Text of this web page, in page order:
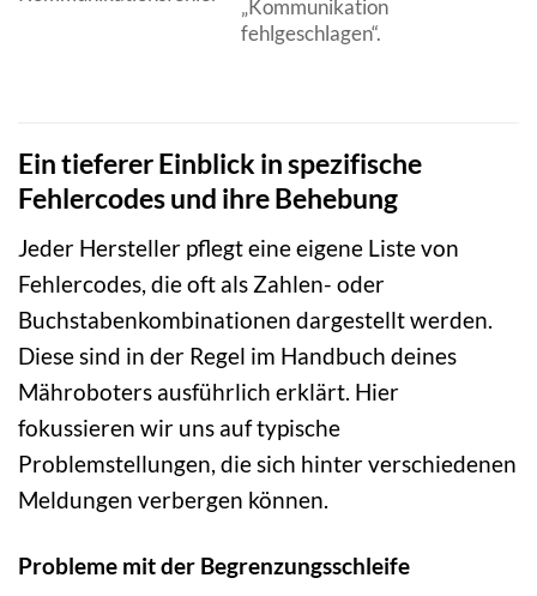
„Kommunikation
fehlgeschlagen“.
Ein tieferer Einblick in spezifische
Fehlercodes und ihre Behebung
Jeder Hersteller pflegt eine eigene Liste von
Fehlercodes, die oft als Zahlen- oder
Buchstabenkombinationen dargestellt werden.
Diese sind in der Regel im Handbuch deines
Mähroboters ausführlich erklärt. Hier
fokussieren wir uns auf typische
Problemstellungen, die sich hinter verschiedenen
Meldungen verbergen können.
Probleme mit der Begrenzungsschleife